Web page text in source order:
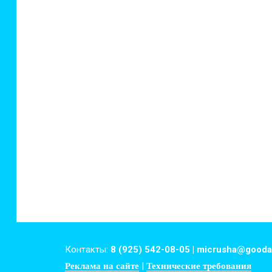
Контакты: 8 (925) 542-08-05 |
Реклама на сайте | Технические требования